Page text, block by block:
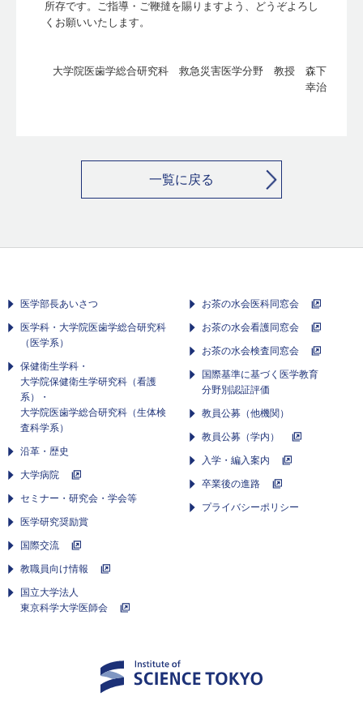
所存です。ご指導・ご鞭撻を賜りますよう、どうぞよろし
くお願いいたします。
大学院医歯学総合研究科 救急災害医学分野 教授 森下
幸治
一覧に戻る
医学部長あいさつ
医学科・大学院医歯学総合研究科
（医学系）
保健衛生学科・
大学院保健衛生学研究科（看護
系）・
大学院医歯学総合研究科（生体検
査科学系）
沿革・歴史
大学病院
セミナー・研究会・学会等
医学研究奨励賞
国際交流
教職員向け情報
国立大学法人
東京科学大学医師会
お茶の水会医科同窓会
お茶の水会看護同窓会
お茶の水会検査同窓会
国際基準に基づく医学教育
分野別認証評価
教員公募（他機関）
教員公募（学内）
入学・編入案内
卒業後の進路
プライバシーポリシー